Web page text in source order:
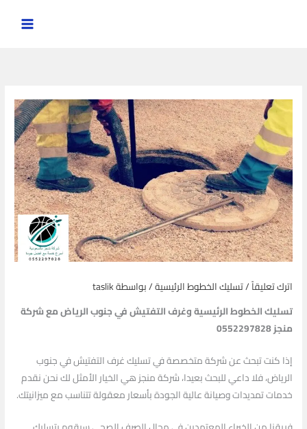
اترك تعليقاً/تسليك الخطوط الرئيسية/ بواسطةtaslik
تسليك الخطوط الرئيسية وغرف التفتيش في جنوب الرياض مع شركة
منجز 0552297828
إذا كنت تبحث عن شركة متخصصة في تسليك غرف التفتيش في جنوب
الرياض، فلا داعي للبحث بعيدا، شركة منجز هي الخيار الأمثل لك نحن نقدم
خدمات تمديدات وصيانة عالية الجودة بأسعار معقولة تتناسب مع ميزانيتك.